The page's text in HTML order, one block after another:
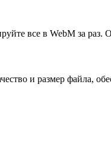
все в WebM за раз.
и размер файла,